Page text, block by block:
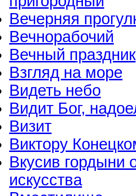
Вечерняя
Вечнорабочий
Вечный праздник
Взгляд на море
Видеть небо
Видит Бог,
Визит
Виктору
Вкусив гордыни
искусства